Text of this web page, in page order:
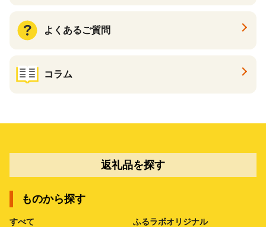
よくあるご質問
コラム
返礼品を探す
ものから探す
すべて ふるラボオリジナル